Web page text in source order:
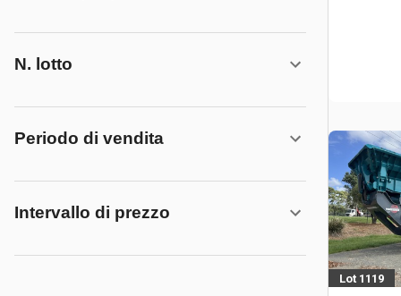
N. lotto
Periodo di vendita
Intervallo di prezzo
Lot 1119